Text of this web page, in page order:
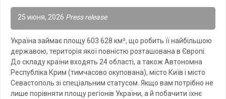
25 июня, 2026 Press release
Україна займає площу 603 628 км², що робить її найбільшою
державою, територія якої повністю розташована в Європі.
До складу країни входять 24 області, а також Автономна
Республіка Крим (тимчасово окупована), місто Київ і місто
Севастополь зі спеціальним статусом. Якщо вам потрібно не
лише порівняти площу регіонів України, а й побачити їхнє